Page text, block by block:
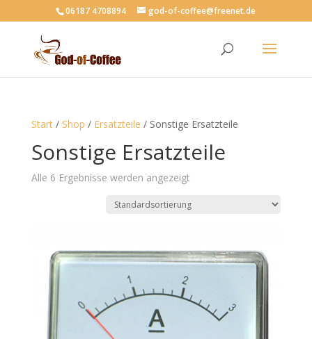
06187 4708894 god-of-coffee@freenet.de
Start/ Shop / Ersatzteile / Sonstige Ersatzteile
Sonstige Ersatzteile
Alle 6 Ergebnisse werden angezeigt